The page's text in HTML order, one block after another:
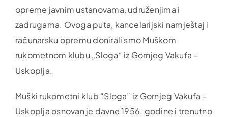
opreme javnim ustanovama, udruženjima i
zadrugama. Ovoga puta, kancelarijski namještaj i
računarsku opremu donirali smo Muškom
rukometnom klubu „Sloga“ iz Gornjeg Vakufa –
Uskoplja.
Muški rukometni klub “Sloga” iz Gornjeg Vakufa –
Uskoplja osnovan je davne 1956. godine i trenutno